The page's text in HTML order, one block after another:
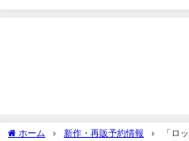
ホーム 新作・再販予約情報
「ロ